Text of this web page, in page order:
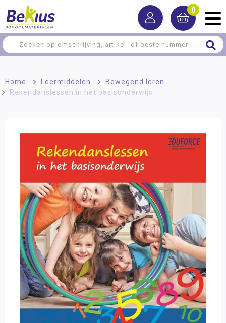
0
Home > Leermiddelen > Bewegend leren
Rekendanslessen in het basisonderwijs